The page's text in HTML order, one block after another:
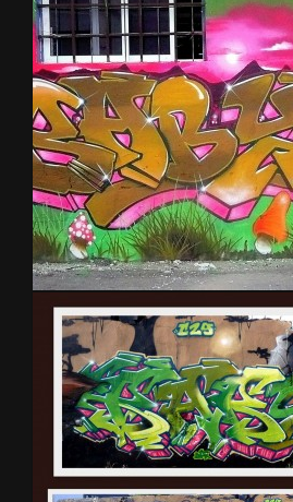
Tel Aviv 2013